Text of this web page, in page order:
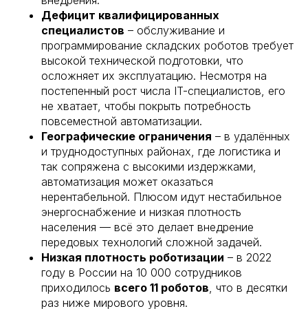
Дефицит квалифицированных
специалистов – обслуживание и
программирование складских роботов требует
высокой технической подготовки, что
осложняет их эксплуатацию. Несмотря на
постепенный рост числа IT-специалистов, его
не хватает, чтобы покрыть потребность
повсеместной автоматизации.
Географические ограничения – в удалённых
и труднодоступных районах, где логистика и
так сопряжена с высокими издержками,
автоматизация может оказаться
нерентабельной. Плюсом идут нестабильное
энергоснабжение и низкая плотность
населения — всё это делает внедрение
передовых технологий сложной задачей.
Низкая плотность роботизации – в 2022
году в России на 10 000 сотрудников
приходилось всего 11 роботов, что в десятки
раз ниже мирового уровня.